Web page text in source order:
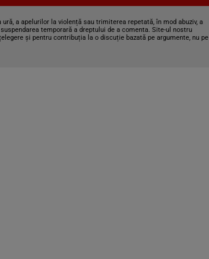
a apelurilor la violență sau trimiterea repetată, în mod abuziv, a
temporară a dreptului de a comenta. Site-ul nostru
și pentru contribuția la o discuție bazată pe argumente, nu pe